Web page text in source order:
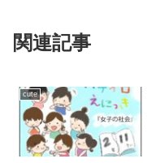
関連記事
cute